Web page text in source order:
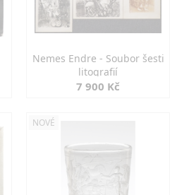
Nemes Endre - Soubor šesti
litografií
7 900 Kč
NOVÉ